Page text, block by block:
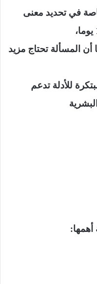
في تحديد معنى
المسألة تحتاج مزيد
للأدلة تدعم
أهمها: